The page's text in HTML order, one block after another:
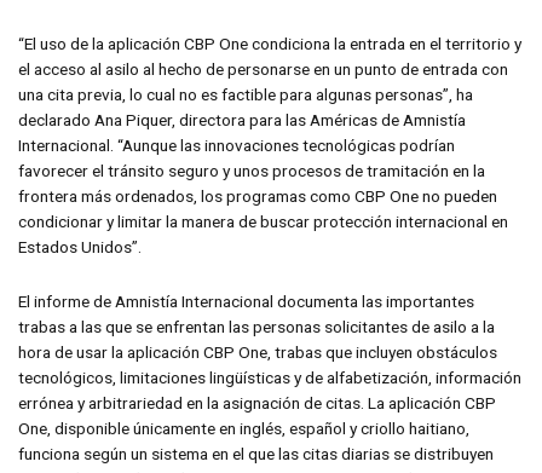
“El uso de la aplicación CBP One condiciona la entrada en el territorio y
el acceso al asilo al hecho de personarse en un punto de entrada con
una cita previa, lo cual no es factible para algunas personas”, ha
declarado Ana Piquer, directora para las Américas de Amnistía
Internacional. “Aunque las innovaciones tecnológicas podrían
favorecer el tránsito seguro y unos procesos de tramitación en la
frontera más ordenados, los programas como CBP One no pueden
condicionar y limitar la manera de buscar protección internacional en
Estados Unidos”.
El informe de Amnistía Internacional documenta las importantes
trabas a las que se enfrentan las personas solicitantes de asilo a la
hora de usar la aplicación CBP One, trabas que incluyen obstáculos
tecnológicos, limitaciones lingüísticas y de alfabetización, información
errónea y arbitrariedad en la asignación de citas. La aplicación CBP
One, disponible únicamente en inglés, español y criollo haitiano,
funciona según un sistema en el que las citas diarias se distribuyen